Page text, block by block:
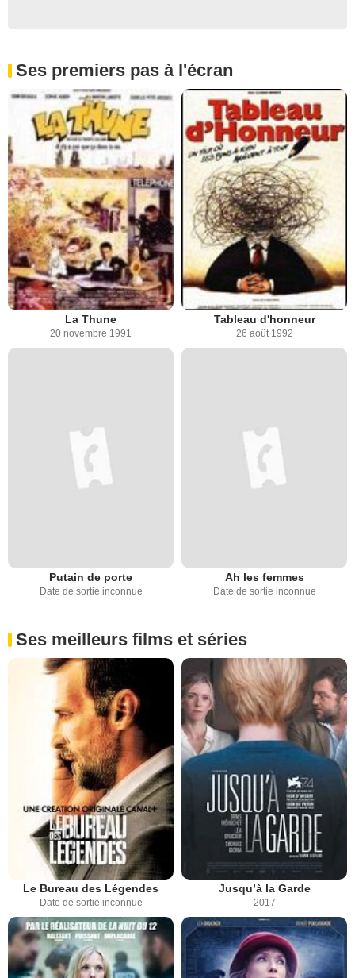
Ses premiers pas à l'écran
La Thune
20 novembre 1991
Tableau d'honneur
26 août 1992
Putain de porte
Date de sortie inconnue
Ah les femmes
Date de sortie inconnue
Ses meilleurs films et séries
Le Bureau des Légendes
Date de sortie inconnue
Jusqu’à la Garde
2017